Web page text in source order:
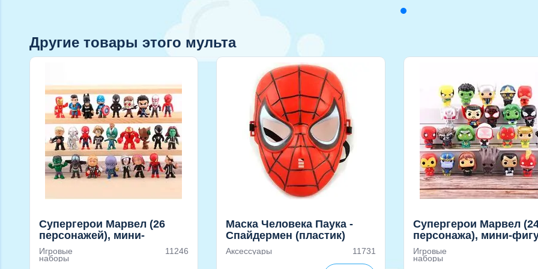
Другие товары этого мульта
Супергерои Марвел (26
персонажей), мини-
фигурки
Игровые
наборы
11246
Маска Человека Паука -
Спайдермен (пластик)
Аксессуары 11731
Супергерои Марвел
персонажа), мини-
с детализацией
Игровые
наборы